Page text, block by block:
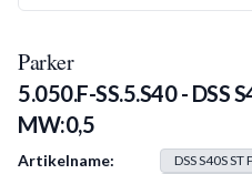
Parker
5.050.F-SS.5.S40 - DSS
MW:0,5
Produkt Information
Artikelname: DSS S40S